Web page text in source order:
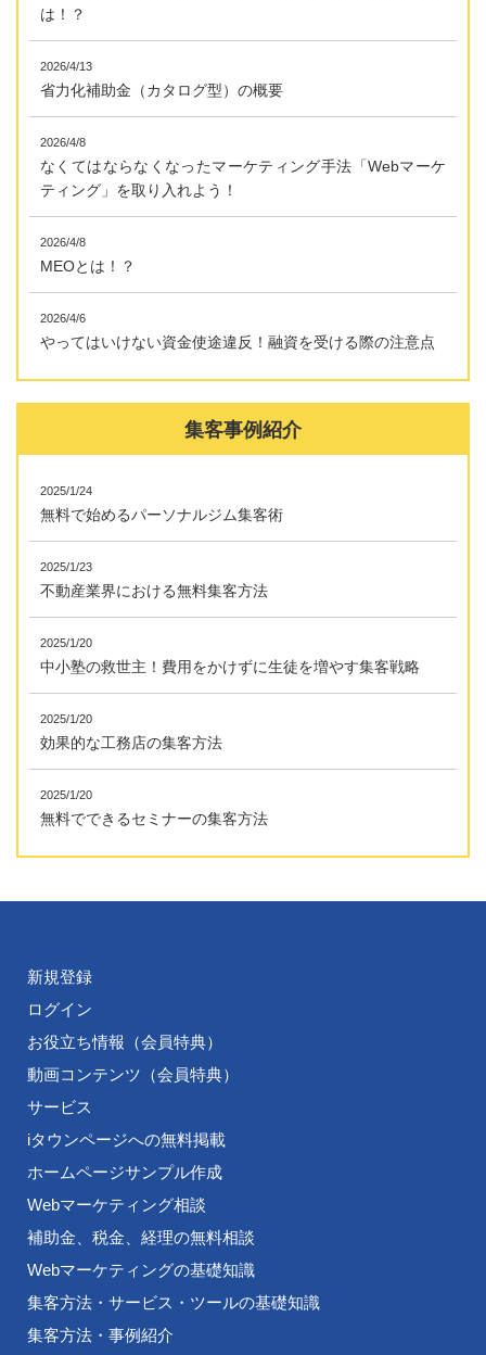
は！？
2026/4/13
省力化補助金（カタログ型）の概要
2026/4/8
なくてはならなくなったマーケティング手法「Webマーケ
ティング」を取り入れよう！
2026/4/8
MEOとは！？
2026/4/6
やってはいけない資金使途違反！融資を受ける際の注意点
集客事例紹介
2025/1/24
無料で始めるパーソナルジム集客術
2025/1/23
不動産業界における無料集客方法
2025/1/20
中小塾の救世主！費用をかけずに生徒を増やす集客戦略
2025/1/20
効果的な工務店の集客方法
2025/1/20
無料でできるセミナーの集客方法
新規登録
ログイン
お役立ち情報（会員特典）
動画コンテンツ（会員特典）
サービス
iタウンページへの無料掲載
ホームページサンプル作成
Webマーケティング相談
補助金、税金、経理の無料相談
Webマーケティングの基礎知識
集客方法・サービス・ツールの基礎知識
集客方法・事例紹介